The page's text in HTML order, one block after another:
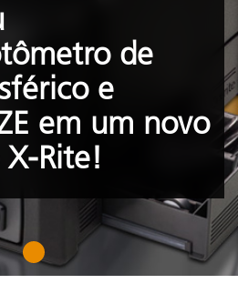
de
e
em um novo
Rite!
1